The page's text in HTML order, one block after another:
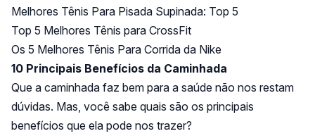
Melhores Tênis Para Pisada Supinada: Top 5
Top 5 Melhores Tênis para CrossFit
Os 5 Melhores Tênis Para Corrida da Nike
10 Principais Benefícios da Caminhada
Que a caminhada faz bem para a saúde não nos restam
dúvidas. Mas, você sabe quais são os principais
benefícios que ela pode nos trazer?